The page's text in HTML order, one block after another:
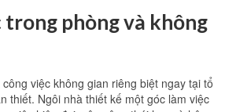
trong phòng và không
việc không gian riêng biệt ngay tại tổ
thiết. Ngôi nhà thiết kế một góc làm việc